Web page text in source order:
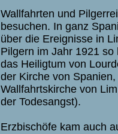
Wallfahrten und
besuchen. In ganz
über die Ereignisse in
Pilgern im Jahr 1921
das Heiligtum von
der Kirche von
Wallfahrtskirche von
der Todesangst).
Erzbischöfe kam auch